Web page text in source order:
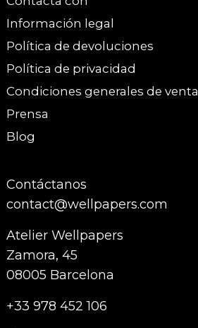
Información legal
Política de devoluciones
Política de privacidad
Condiciones generales de venta
Prensa
Blog
Contáctanos
contact@wellpapers.com
Atelier Wellpapers
Zamora, 45
08005 Barcelona
+33 978 452 106